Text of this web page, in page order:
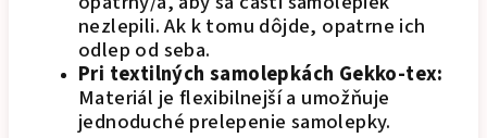
nezlepili. Ak k tomu dôjde, opatrne ich
odlep od seba.
Pri textilných samolepkách Gekko-tex:
Materiál je flexibilnejší a umožňuje
jednoduché prelepenie samolepky.